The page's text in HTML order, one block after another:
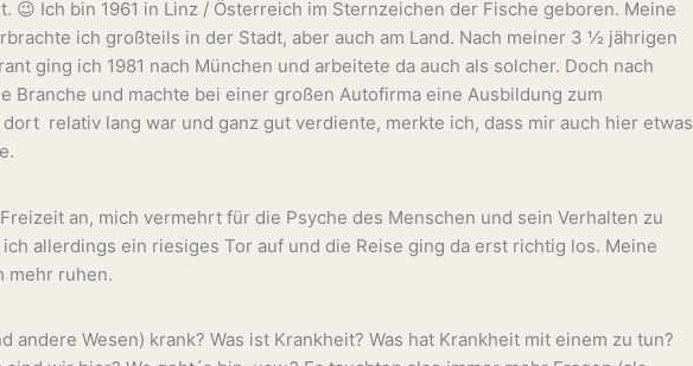
😉 Ich bin 1961 in Linz / Österreich im Sternzeichen der Fische geboren. Meine
ich großteils in der Stadt, aber auch am Land. Nach meiner 3 ½ jährigen
ging ich 1981 nach München und arbeitete da auch als solcher. Doch nach
Branche und machte bei einer großen Autofirma eine Ausbildung zum
relativ lang war und ganz gut verdiente, merkte ich, dass mir auch hier etwas
an, mich vermehrt für die Psyche des Menschen und sein Verhalten zu
allerdings ein riesiges Tor auf und die Reise ging da erst richtig los. Meine
mehr ruhen.
andere Wesen) krank? Was ist Krankheit? Was hat Krankheit mit einem zu tun?